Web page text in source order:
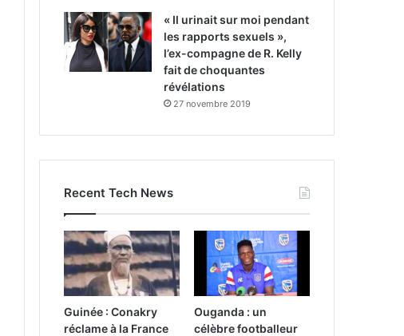
« Il urinait sur moi pendant
les rapports sexuels »,
l’ex-compagne de R. Kelly
fait de choquantes
révélations
27 novembre 2019
Recent Tech News
Guinée : Conakry
réclame à la France
Ouganda : un
célèbre footballeur